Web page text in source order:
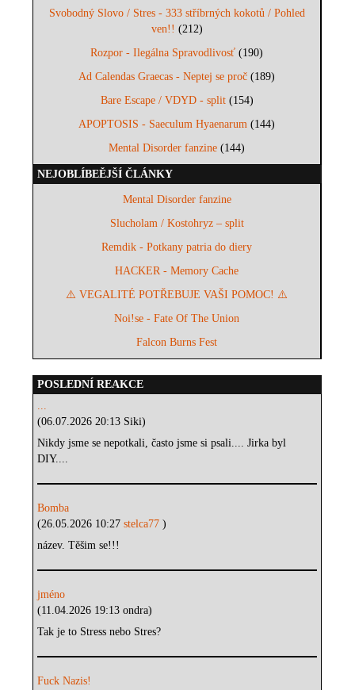
Svobodný Slovo / Stres - 333 stříbrných kokotů / Pohled
ven!! (212)
Rozpor - Ilegálna Spravodlivosť (190)
Ad Calendas Graecas - Neptej se proč (189)
Bare Escape / VDYD - split(154)
APOPTOSIS - Saeculum Hyaenarum (144)
Mental Disorder fanzine (144)
NEJOBLÍBEĚJŠÍ ČLÁNKY
Mental Disorder fanzine
Slucholam / Kostohryz – split
Remdik - Potkany patria do diery
HACKER - Memory Cache
⚠️ VEGALITÉ POTŘEBUJE VAŠI POMOC! ⚠️
Noi!se - Fate Of The Union
Falcon Burns Fest
POSLEDNÍ REAKCE
...
(06.07.2026 20:13 Siki)
Nikdy jsme se nepotkali, často jsme si psali.... Jirka byl
DIY....
Bomba
(26.05.2026 10:27stelca77)
název. Těšim se!!!
jméno
(11.04.2026 19:13 ondra)
Tak je to Stress nebo Stres?
Fuck Nazis!